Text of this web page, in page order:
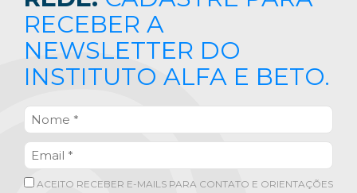
RECEBER A
NEWSLETTER DO
INSTITUTO ALFA E BETO.
ACEITO RECEBER E-MAILS PARA CONTATO E ORIENTAÇÕES